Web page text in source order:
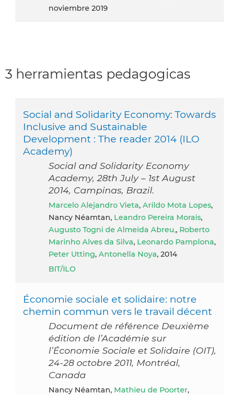
noviembre 2019
3 herramientas pedagogicas
Social and Solidarity Economy: Towards
Inclusive and Sustainable
Development : The reader 2014 (ILO
Academy)
Social and Solidarity Economy
Academy, 28th July – 1st August
2014, Campinas, Brazil.
Marcelo Alejandro Vieta, Arildo Mota Lopes,
Nancy Néamtan, Leandro Pereira Morais,
Augusto Togni de Almeida Abreu,, Roberto
Marinho Alves da Silva, Leonardo Pamplona,
Peter Utting, Antonella Noya, 2014
BIT/ILO
Économie sociale et solidaire: notre
chemin commun vers le travail décent
Document de référence Deuxième
édition de l’Académie sur
l’Économie Sociale et Solidaire (OIT),
24-28 octobre 2011, Montréal,
Canada
Nancy Néamtan, Mathieu de Poorter,